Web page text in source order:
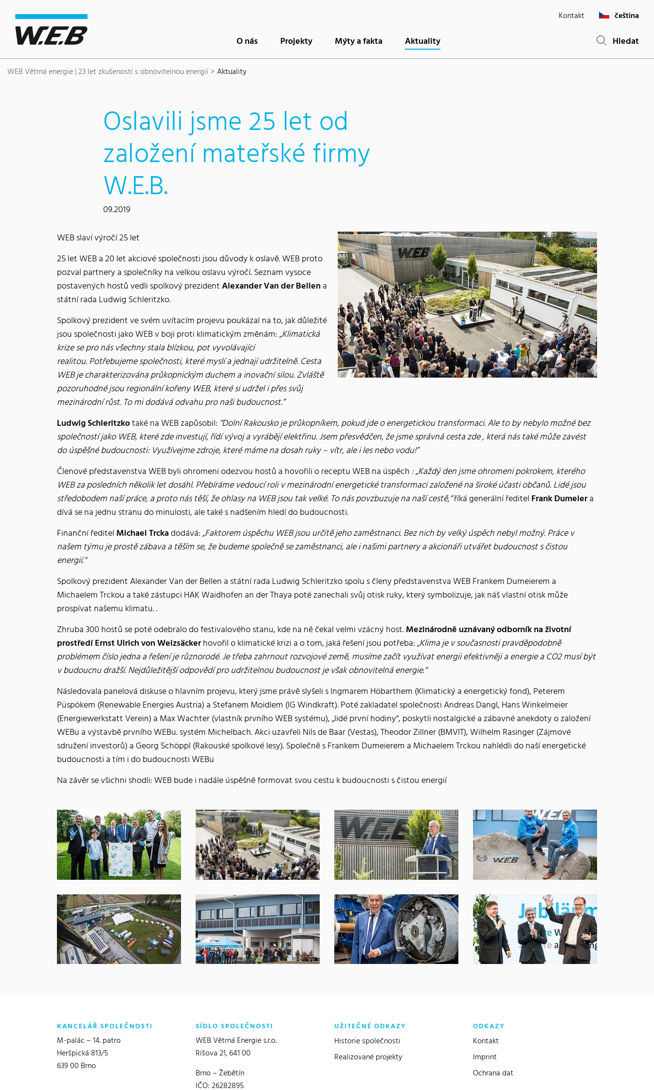
Kontakt čeština
O nás Projekty Mýty a fakta Aktuality(current) Hledat
WEB Větrná energie | 23 let zkušeností s obnovitelnou energií Aktuality
Oslavili jsme 25 let od
založení mateřské firmy
W.E.B.
09.2019
WEB slaví výročí 25 let
25 let WEB a 20 let akciové společnosti jsou důvody k oslavě. WEB proto
pozval partnery a společníky na velkou oslavu výročí. Seznam vysoce
postavených hostů vedli spolkový prezidentAlexander Van der Bellena
státní rada Ludwig Schleritzko.
Spolkový prezident ve svém uvítacím projevu poukázal na to, jak důležité
jsou společnosti jako WEB v boji proti klimatickým změnám:„Klimatická
krize se pro nás všechny stala blízkou, pot vyvolávající
realitou. Potřebujeme společnosti, které myslí a jednají udržitelně. Cesta
WEB je charakterizována průkopnickým duchem a inovační silou. Zvláště
pozoruhodné jsou regionální kořeny WEB, které si udržel i přes svůj
mezinárodní růst. To mi dodává odvahu pro naši budoucnost.”
Ludwig Schleritzkotaké na WEB zapůsobil: “Dolní Rakousko je průkopníkem, pokud jde o energetickou transformaci. Ale to by nebylo možné bez
společností jako WEB, které zde investují, řídí vývoj a vyrábějí elektřinu. Jsem přesvědčen, že jsme správná cesta zde , která nás také může zavést
do úspěšné budoucnosti: Využívejme zdroje, které máme na dosah ruky – vítr, ale i les nebo vodu!”
Členové představenstva WEB byli ohromeni odezvou hostů a hovořili o receptu WEB na úspěch : „Každý den jsme ohromeni pokrokem, kterého
WEB za posledních několik let dosáhl. Přebíráme vedoucí roli v mezinárodní energetické transformaci založené na široké účasti občanů. Lidé jsou
středobodem naší práce, a proto nás těší, že ohlasy na WEB jsou tak velké. To nás povzbuzuje na naší cestě,“říká generální ředitel Frank Dumeiera
dívá se na jednu stranu do minulosti, ale také s nadšením hledí do budoucnosti.
Finanční ředitel Michael Trckadodává:„Faktorem úspěchu WEB jsou určitě jeho zaměstnanci. Bez nich by velký úspěch nebyl možný. Práce v
našem týmu je prostě zábava a těším se, že budeme společně se zaměstnanci, ale i našimi partnery a akcionáři utvářet budoucnost s čistou
energií.“
Spolkový prezident Alexander Van der Bellen a státní rada Ludwig Schleritzko spolu s členy představenstva WEB Frankem Dumeierem a
Michaelem Trckou a také zástupci HAK Waidhofen an der Thaya poté zanechali svůj otisk ruky, který symbolizuje, jak náš vlastní otisk může
prospívat našemu klimatu. .
Zhruba 300 hostů se poté odebralo do festivalového stanu, kde na ně čekal velmi vzácný host. Mezinárodně uznávaný odborník na životní
prostředí Ernst Ulrich von Weizsäckerhovořil o klimatické krizi a o tom, jaká řešení jsou potřeba:„Klima je v současnosti pravděpodobně
problémem číslo jedna a řešení je různorodé. Je třeba zahrnout rozvojové země, musíme začít využívat energii efektivněji a energie a CO2 musí být
v budoucnu dražší. Nejdůležitější odpovědí pro udržitelnou budoucnost je však obnovitelná energie.“
Následovala panelová diskuse o hlavním projevu, který jsme právě slyšeli s Ingmarem Höbarthem (Klimatický a energetický fond), Peterem
Püspökem (Renewable Energies Austria) a Stefanem Moidlem (IG Windkraft). Poté zakladatel společnosti Andreas Dangl, Hans Winkelmeier
(Energiewerkstatt Verein) a Max Wachter (vlastník prvního WEB systému), „lidé první hodiny“, poskytli nostalgické a zábavné anekdoty o založení
WEBu a výstavbě prvního WEBu. systém Michelbach. Akci uzavřeli Nils de Baar (Vestas), Theodor Zillner (BMVIT), Wilhelm Rasinger (Zájmové
sdružení investorů) a Georg Schöppl (Rakouské spolkové lesy). Společně s Frankem Dumeierem a Michaelem Trckou nahlédli do naší energetické
budoucnosti a tím i do budoucnosti WEBu
Na závěr se všichni shodli: WEB bude i nadále úspěšně formovat svou cestu k budoucnosti s čistou energií
KANCELÁŘ SPOLEČNOSTI
M-palác – 14. patro
Heršpická 813/5
639 00 Brno
SÍDLO SPOLEČNOSTI
WEB Větrná Energie s.r.o.
Ríšova 21, 641 00
Brno – Žebětín
IČO: 26282895
UŽITEČNÉ ODKAZY
Historie společnosti
Realizované projekty
ODKAZY
Kontakt
Imprint
Ochrana dat